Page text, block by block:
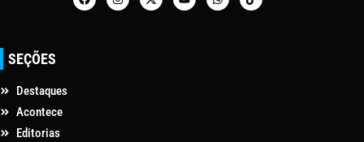
SEÇÕES
Destaques
Acontece
Editorias